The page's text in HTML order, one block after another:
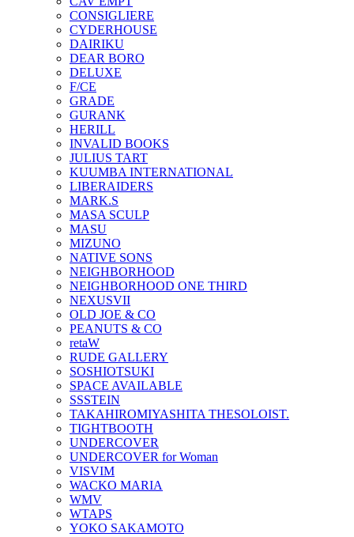
CONSIGLIERE
CYDERHOUSE
DAIRIKU
DEAR BORO
DELUXE
F/CE
GRADE
GURANK
HERILL
INVALID BOOKS
JULIUS TART
KUUMBA INTERNATIONAL
LIBERAIDERS
MARK.S
MASA SCULP
MASU
MIZUNO
NATIVE SONS
NEIGHBORHOOD
NEIGHBORHOOD ONE THIRD
NEXUSVII
OLD JOE & CO
PEANUTS & CO
retaW
RUDE GALLERY
SOSHIOTSUKI
SPACE AVAILABLE
SSSTEIN
TAKAHIROMIYASHITA THESOLOIST.
TIGHTBOOTH
UNDERCOVER
UNDERCOVER for Woman
VISVIM
WACKO MARIA
WMV
WTAPS
YOKO SAKAMOTO